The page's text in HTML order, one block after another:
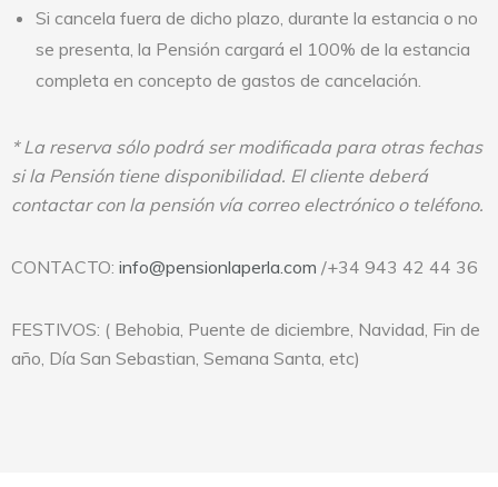
Si cancela fuera de dicho plazo, durante la estancia o no
se presenta, la Pensión cargará el 100% de la estancia
completa en concepto de gastos de cancelación.
* La reserva sólo podrá ser modificada para otras fechas
si la Pensión tiene disponibilidad. El cliente deberá
contactar con la pensión vía correo electrónico o teléfono.
CONTACTO: info@pensionlaperla.com /+34 943 42 44 36
FESTIVOS: ( Behobia, Puente de diciembre, Navidad, Fin de
año, Día San Sebastian, Semana Santa, etc)